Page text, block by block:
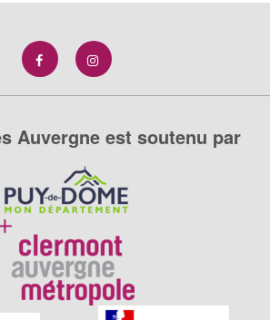
Auvergne est soutenu par